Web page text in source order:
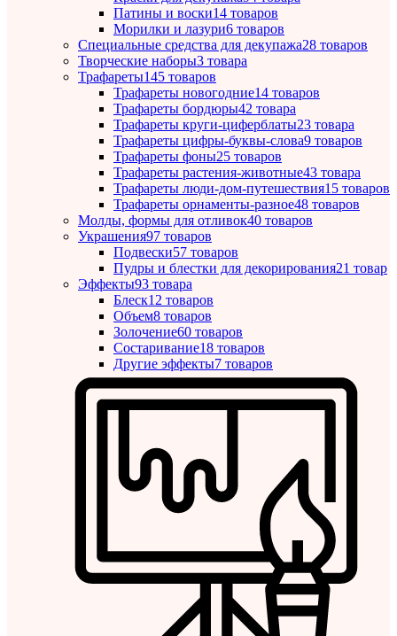
Патины и воски14 товаров
Морилки и лазури6 товаров
Специальные средства для декупажа28 товаров
Творческие наборы3 товара
Трафареты145 товаров
Трафареты новогодние14 товаров
Трафареты бордюры42 товара
Трафареты круги-циферблаты23 товара
Трафареты цифры-буквы-слова9 товаров
Трафареты фоны25 товаров
Трафареты растения-животные43 товара
Трафареты люди-дом-путешествия15 товаров
Трафареты орнаменты-разное48 товаров
Молды, формы для отливок40 товаров
Украшения97 товаров
Подвески57 товаров
Пудры и блестки для декорирования21 товар
Эффекты93 товара
Блеск12 товаров
Объем8 товаров
Золочение60 товаров
Состаривание18 товаров
Другие эффекты7 товаров